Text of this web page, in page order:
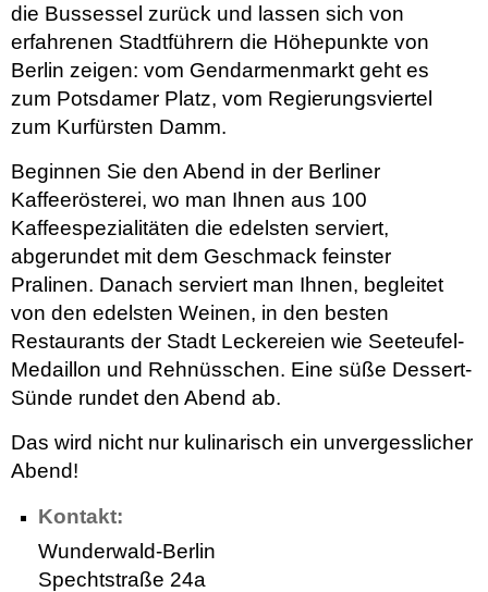
die Bussessel zurück und lassen sich von
erfahrenen Stadtführern die Höhepunkte von
Berlin zeigen: vom Gendarmenmarkt geht es
zum Potsdamer Platz, vom Regierungsviertel
zum Kurfürsten Damm.
Beginnen Sie den Abend in der Berliner
Kaffeerösterei, wo man Ihnen aus 100
Kaffeespezialitäten die edelsten serviert,
abgerundet mit dem Geschmack feinster
Pralinen. Danach serviert man Ihnen, begleitet
von den edelsten Weinen, in den besten
Restaurants der Stadt Leckereien wie Seeteufel-
Medaillon und Rehnüsschen. Eine süße Dessert-
Sünde rundet den Abend ab.
Das wird nicht nur kulinarisch ein unvergesslicher
Abend!
Kontakt:
Wunderwald-Berlin
Spechtstraße 24a